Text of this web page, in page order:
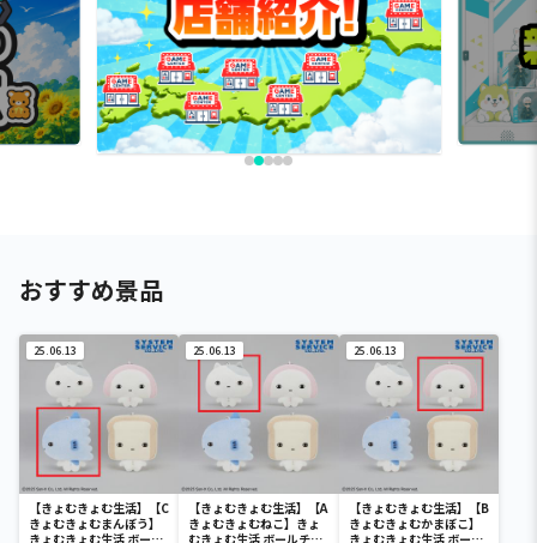
おすすめ景品
25.06.13
【きょむきょむ生活】【C
きょむきょむまんぼう】
きょむきょむ生活 ボール
25.06.13
【きょむきょむ生活】【A
きょむきょむねこ】きょ
むきょむ生活 ボールチェ
25.06.13
【きょむきょむ生活】【B
きょむきょむかまぼこ】
きょむきょむ生活 ボール